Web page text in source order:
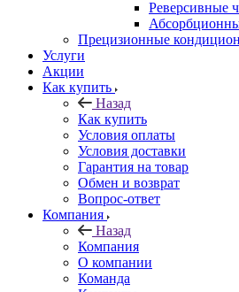
Реверсивные
Прецизионные
Услуги
Акции
Как купить
Назад
Как купить
Условия оплаты
Условия доставки
Гарантия на товар
Обмен и возврат
Вопрос-ответ
Компания
Назад
Компания
О компании
Команда